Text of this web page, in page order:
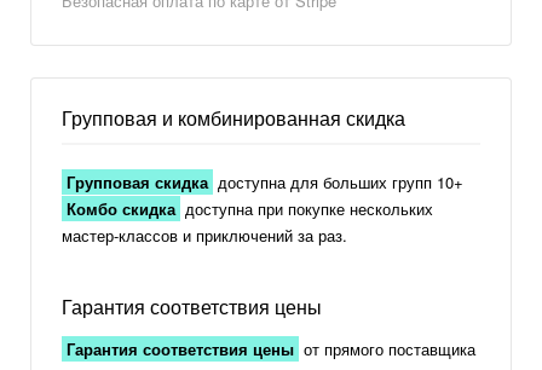
Групповая и комбинированная скидка
Групповая скидка доступна для больших групп 10+
Комбо скидка доступна при покупке нескольких
мастер-классов и приключений за раз.
Гарантия соответствия цены
Гарантия соответствия цены от прямого поставщика